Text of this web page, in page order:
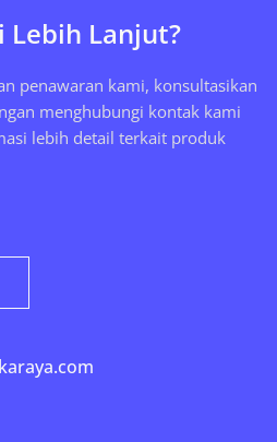
Lanjut?
penawaran kami, konsultasikan
menghubungi kontak kami
lebih detail terkait produk